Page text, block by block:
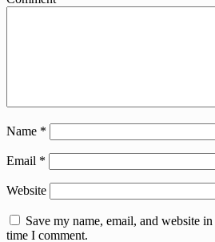
Name *
Email *
Website
Save my name, email, and website
time I comment.